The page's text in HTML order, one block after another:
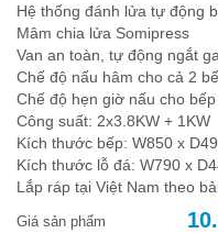
Hệ thống đánh lửa tự động
Mâm chia lửa Somipress
Van an toàn, tự động ngắt
Chế độ nấu hâm cho cả 2
Chế độ hẹn giờ nấu cho
Công suất: 2x3.8KW + 1KW
Kích thước bếp: W850 x
Kích thước lỗ đá: W790 x
Lắp ráp tại Việt Nam theo
Giá sản phẩm